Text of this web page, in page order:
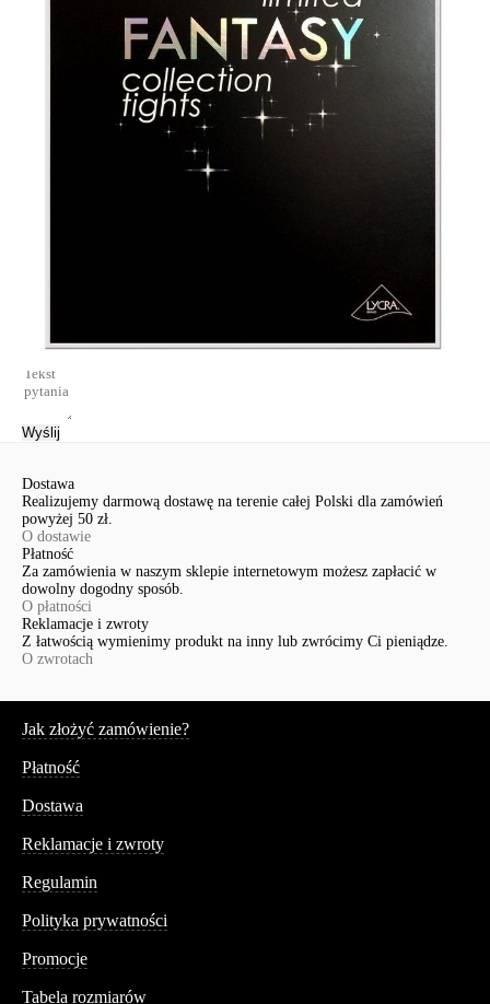
· styl zaczyna się od indywidualności.
Limitowana kolekcja.
Wyłącznie online w sklepie internetowym Conte.
1001481090020003
poliamid 92%, elastan 8%
Wyślij
Dostawa
Realizujemy darmową dostawę na terenie całej Polski dla zamówień
powyżej 50 zł.
O dostawie
Płatność
Za zamówienia w naszym sklepie internetowym możesz zapłacić w
dowolny dogodny sposób.
O płatności
Reklamacje i zwroty
Z łatwością wymienimy produkt na inny lub zwrócimy Ci pieniądze.
O zwrotach
Jak złożyć zamówienie?
Płatność
Dostawa
Reklamacje i zwroty
Regulamin
Polityka prywatności
Promocje
Tabela rozmiarów